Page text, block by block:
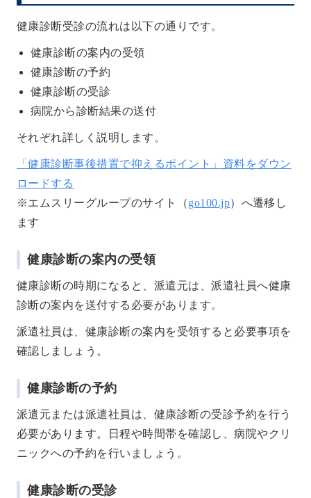
健康診断受診の流れは以下の通りです。
健康診断の案内の受領
健康診断の予約
健康診断の受診
病院から診断結果の送付
それぞれ詳しく説明します。
「健康診断事後措置で抑えるポイント」資料をダウン
ロードする
※エムスリーグループのサイト（go100.jp）へ遷移し
ます
健康診断の案内の受領
健康診断の時期になると、派遣元は、派遣社員へ健康
診断の案内を送付する必要があります。
派遣社員は、健康診断の案内を受領すると必要事項を
確認しましょう。
健康診断の予約
派遣元または派遣社員は、健康診断の受診予約を行う
必要があります。日程や時間帯を確認し、病院やクリ
ニックへの予約を行いましょう。
健康診断の受診